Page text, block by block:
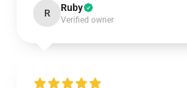
R Ruby
Verified owner